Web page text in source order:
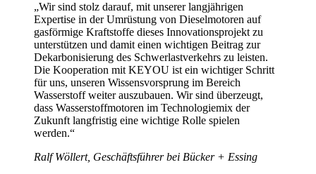
„Wir sind stolz darauf, mit unserer langjährigen
Expertise in der Umrüstung von Dieselmotoren auf
gasförmige Kraftstoffe dieses Innovationsprojekt zu
unterstützen und damit einen wichtigen Beitrag zur
Dekarbonisierung des Schwerlastverkehrs zu leisten.
Die Kooperation mit KEYOU ist ein wichtiger Schritt
für uns, unseren Wissensvorsprung im Bereich
Wasserstoff weiter auszubauen. Wir sind überzeugt,
dass Wasserstoffmotoren im Technologiemix der
Zukunft langfristig eine wichtige Rolle spielen
werden.“
Ralf Wöllert, Geschäftsführer bei Bücker + Essing